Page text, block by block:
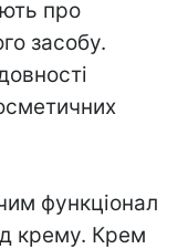
про
засобу.
функціонал
крему. Крем